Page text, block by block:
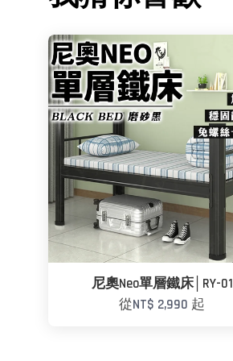
尼奧Neo單層鐵床│RY-01
從NT$ 2,990起